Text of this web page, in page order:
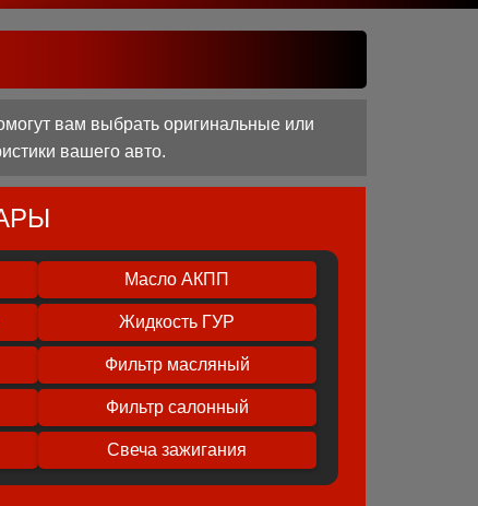
вам выбрать оригинальные или
вашего авто.
Масло АКПП
Жидкость ГУР
Фильтр масляный
Фильтр салонный
Свеча зажигания